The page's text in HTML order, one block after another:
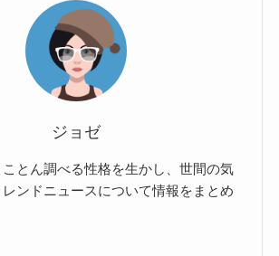
ジョゼ
とん調べる性格を生かし、世間の気
ンドニュースについて情報をまとめ